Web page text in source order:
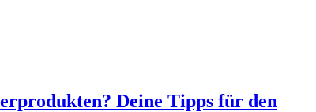
Deine Tipps für den